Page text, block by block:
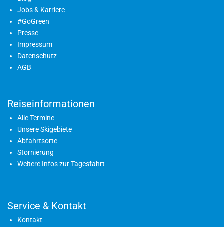
Jobs & Karriere
#GoGreen
Presse
Impressum
Datenschutz
AGB
Reiseinformationen
Alle Termine
Unsere Skigebiete
Abfahrtsorte
Stornierung
Weitere Infos zur Tagesfahrt
Service & Kontakt
Kontakt